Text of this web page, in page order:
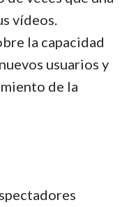
vídeos.
la capacidad
usuarios y
de la